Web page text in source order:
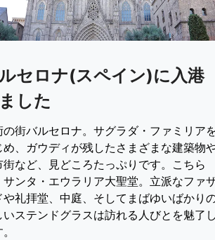
セロナ(スペイン)に入港
した
の街バルセロナ。サグラダ・ファミリア
め、ガウディが残したさまざまな建築物
街など、見どころたっぷりです。こちら
サンタ・エウラリア大聖堂。立派なファ
や礼拝堂、中庭、そしてまばゆいばかり
いステンドグラスは訪れる人びとを魅了し